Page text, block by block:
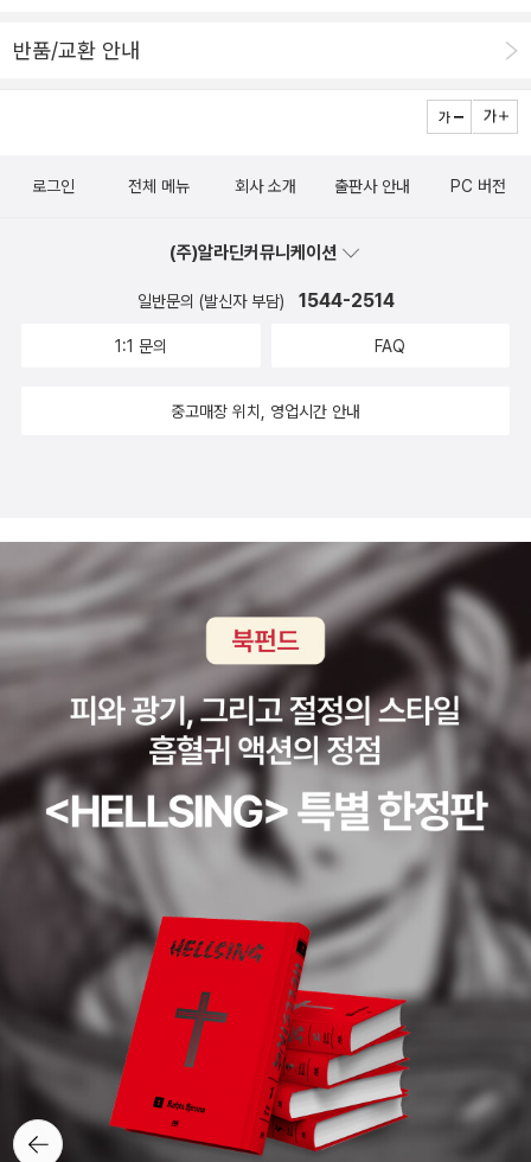
듯하다.. 솔직히 단편집의 경우 심할 때는 1~2편을 제외하곤 정말 별
있어 좋은 책이었다..아키라 형의 탈주..그리고 시게루누나의 죽음..
생의 당국과의 관계... 이것저것 언급한 내용은 많은데 딱히 해결된 내
메이즈....미로라는 장소의 특성과 더불어 두부를 둘러싸고 있는 기묘
사라지는 일정 조건을 갖춘 사람들... 이 세가지 기묘함에 의해 내용에
푹 빠져서 읽었는데... 뭔가 허무한 결말에 실망했다고 할까나?결말
보다는 메구미의 모습이 더욱 인상적인...)로 인상깊은 책이었다...클
났다면 클레오파트라의 꿈에서는 메구미의 매력을 좀 더 느낄 수 있
는 정도였다..연극부 학생들의 얘기이면서 쿄코와 아스카의 이야기..
오디션을 하는 장면에서의 대사는 어찌나 흥미진진한지 직접 보는 듯
한 느낌이다영국과 일본의 전통이 혼합된 문화를가지고 있는 가상의
나라 V파를 배경으로손님이라 불리는 것들을 맞이하는 축제인 히간
을 매년 벌이는 것에 대한 이야기..처음엔 손님이나 히간, 그리고 어나
더 힐이라는 장소와 더불어 수많은 등장인물에 조금은 혼란스럽지만
독특한 분위기에 푹 빠지게 된다.. 단!! 결말의 허무함에 의해 맥이 빠
지는 이야기라 별로 추천하고 싶은 생각은 들지않는..자신의 내면 깊
은 곳의 어두움과 반응하여 환상 혹은 현실과도 같은 모습을 나타내
게 말들어진 신의 정원이라 불리우는 뮤지엄.. 사람을 극한의 공포로
몰고가는 현실과는 조금은 뒤틀어진 세계의 이야기였기에 나 역시 그
들이 겪는 공포를 같이 겪는듯한 느낌의 책이었다. 다만 너무 어이없
는 결말이랄까? 500여페이지가 넘는 이야기인데 어쩐지 400페이
지가 넘어서기 시작했을 때에도 어떻게 끝내려나 싶었는데.. 50여페
이지밖에 안남은 상태에서 급하게 결말을 내다보니 이런 용두사미형
의 이야기가 된 것 같기도 하고,,, 그래도 온다 리쿠 특유의 독특함과
신선함이 가득한 이야기이긴 했지만..조금만 결말이 더 좋았으면 하
는 생각이 드는 이야기였다. 왠지 요시모토 바나나의 NP가 자꾸 생
합의 뼈>, <민들레 공책>, <엔드 게임>까지.. 가 줄줄이나왔다. <삼
는데, 작가는 각각의 중편에서 끝없이 자기복제적인 이야기를 2% 모
질라게 하면서 나를 포함한 많은독자들의 외면을 받기 시작한 것 같
다.반복되는 순정만화적인 주인공들과 똑같은플롯과 단순하고 미완
서, 이젠 왠만한 작품은 기대도 안된다. 북폴리오에서 여섯권, 노블마
는 중...아직도 온다리쿠를 읽는 사람들은 그녀의 매니아이거나 나처
럼김칫국 마시고 질색하는 어설픈 혹평리뷰어도 있고, 설마 혹시나사
말이다. 누가 뭐래도 삼년이라는 짧은 기간동안 스물한권이라는 스탯
서 태어났다. 고등학교를 졸업한 후에 잠깐 동안 속기 전문학교와 법
률 사무소에서 일했다. 이때 '강연회 등의 테이프를 문자로 바꾸면서
다른 사람들에게 자신의 생각을 전하는 것'의 훌륭함을 깨닫고, 좋아
하는 추리소설을 써 보고 싶다'는 생각이 들어 이 년 동안 고단샤 페이
머스 스쿨 엔터테인먼트 소설 교실에서 수학했다. 그리고 세 번의 투
고 끝에 '우리들 이웃의 범죄'로 올 요미모노 추리소설 신인상을 받는
다. 그녀의 나이 스물일곱 살의 일이다.그 후 <마술은 속삭인다>(19
89)로 일본추리서스펜스 대상, <용은 잠들다>(1991)로 일본추리작
가협회 상, <화차(인생을 훔친 여자)>(1993)로 야마모토슈고로 상,
<기모 저택 살인사건>(1997)으로 일본 SF 대상, <이유>(1999)로
나오키 상, <모방범>(2001)으로 마이니치 출판 대상 특별상을 수상
하며, 명실 공히 일본을 대표하는 최고의 미스터리 작가로 군림한다.
지나치게 게임에 몰두한 나머지 직원들로부터 온라인 게임 금지령을
받을 정도로 비디오 게임을 좋아한다. 취미는 게임 공략본 수집. 그 결
과 게임을 바탕으로 한 소설 <이코 - 안개의 성>(2004)과 게임의
영향을 받은 SF판타지 소설 <드림버스터>(2001~)를 발표하기도
했다.현재 하드보일드 소설가 오사와 아리마사, 추리 소설가 교고쿠
나츠히코와 함께, 자신을 포함한 세 사람의 성을 딴 사무실 '다이쿄쿠
구(大極宮)'를 만들어 활동하고 있다.2005년 11월 <이코> 황매20
희미하다. 다만, '용이야기'에 고픈 나같은 사람이라면 두 손 두 발 들
장면 장면들이 예사롭게 넘겨지지 않는다. 기시 유스케 <천사의 속삭
나 맛있다. 호러에 대한 호러이 작품 이후로 나는 기시 유스케를 좋아
는 소년의 심리를 완벽하게 표현했다. 리서치 열심히 하기로 유명한
와 나쓰메 소세키의 소설과 작품과의 싱크로에는 그야마로 혀를 내둘
렀다. 데니스 루헤인 <비를 바라는 기도>켄지와 제나로 시리즈.부바
정도, 사건도 만족스럽지 못했다.누가 나쁜 놈이냐??
설을 더 선호하는 편이니까, 더욱 금상첨화다. 더욱이 예약주문을 하
면, 2권을 함께 준다니까, 다른 어떤 판단도 접을 수밖에.+바로 질렀
다.창조성의 비밀 - 번뜩이는 생각들은 도대체 어디서 오는 걸까? :
'창조성'을 이끌어내는 두뇌의 원리를 소개하면서 어떻게 하면 보통
소개는 살짝 찌푸리고 말았지만, 매장에서 확인할 계기는 충분하다고
본다. 좀 더 체계적인 두뇌 활동 모드를 끌어올 수 있지 않을까 생각한
종언) (Single) : 오랜만의 내 타입(;) 표지로 돌아오셨다. 휘날리는
건이 벌어진다. 자유연애가 금지된 조선 사회에서의 연애는 자칫하면
있을런지. <럭키경성>은 이전에 읽은 <경성기담>의 저자의 책인데
<경성기담>도 나쁘지는 않았는데 마지막에 애써 교훈을 심어주려는
부분이 아쉬웠는데 이 책은 어떨런지 모르겠다. 자본주의가 서서히
은 들 것 같지만. 호텔 정원에서 생긴 일이 출간된 게 엊그제같은데
노 일족의 시리즈 2권. 끝의 시작, 엔드 게임을 시작하는 도키노와 하
이지마 일가의 운명에 대한 <엔드 게임>과 시공을 초월한 운명적 약
<민들레 공책>과 <엔드 게임>을 함께 사면 4천원 할인쿠폰에 <빛
다. 비행기로 채 한 시간도 걸리지 않을 곳을 16시간이 넘게 배를 타
고 도착하는 일정. 고치, 고토, 미야기, 부산, 후쿠이, 니카타, 레분도.
이런 장소들로 가서 사람들을 만나고, 맛있는 집도 찾아가는 이야기
가 흥미로울 듯. 작가의 일상과 그의 생각을 엿볼 수 있는 기회가 아닐
까 싶다.
반품/교환 안내
뒤로가
기
로그인 전체 메뉴 회사 소개 출판사 안내 PC 버전
(주)알라딘커뮤니케이션
일반문의 (발신자 부담) 1544-2514
1:1 문의 FAQ
중고매장 위치, 영업시간 안내